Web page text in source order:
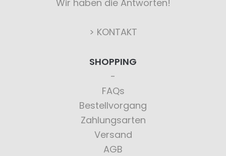
Wir haben die Antworten!
> KONTAKT
SHOPPING
FAQs
Bestellvorgang
Zahlungsarten
Versand
AGB